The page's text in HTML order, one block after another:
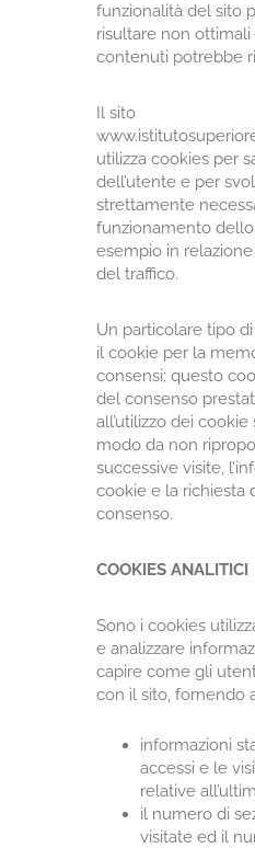
funzionalità del sito
risultare non ottimali
contenuti potrebbe
Il sito
utilizza cookies per
dell’utente e per
strettamente
funzionamento dello
esempio in
del traffico.
Un particolare tipo
il cookie per la
consensi; questo
del consenso
all’utilizzo dei
modo da non
successive visite,
cookie e la richiesta
consenso.
COOKIES ANALITICI
Sono i cookies
e analizzare
capire come gli
con il sito, fornendo
informazioni
accessi e le
relative
il numero di
visitate ed il